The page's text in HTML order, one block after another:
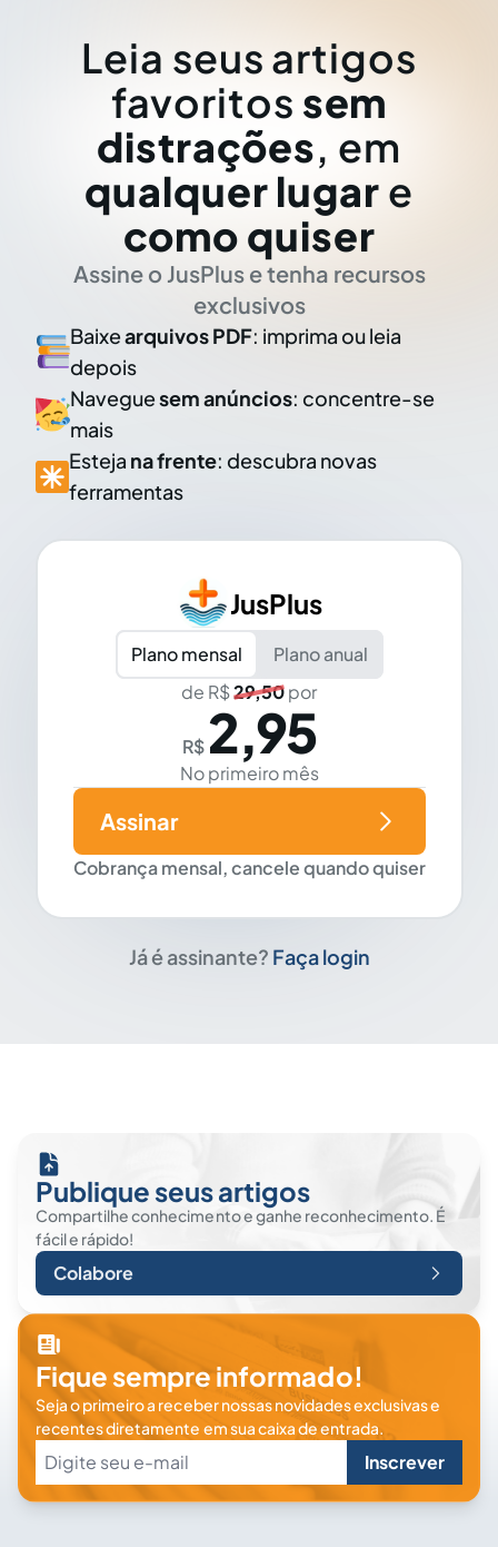
Leia seus artigos
favoritos sem
distrações, em
qualquer lugar e
como quiser
Assine o JusPlus e tenha recursos
exclusivos
Baixearquivos PDF: imprima ou leia
depois
Naveguesem anúncios: concentre-se
mais
Esteja na frente: descubra novas
ferramentas
JusPlus
Plano mensal
Plano anual
de R$29,50por
R$ 2,95
No primeiro mês
Cobrança mensal, cancele quando quiser
Assinar
Já é assinante? Faça login
Publique seus artigos
Compartilhe conhecimento e ganhe reconhecimento. É
fácil e rápido!
Colabore
Fique sempre informado!
Seja o primeiro a receber nossas novidades exclusivas e
recentes diretamente em sua caixa de entrada.
Inscrever